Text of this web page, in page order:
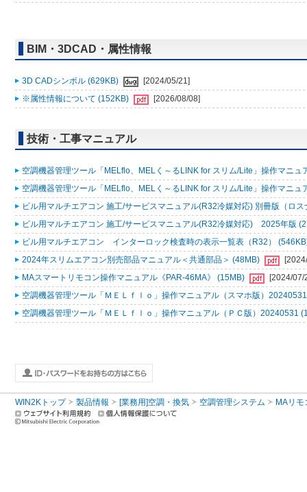
BIM・3DCAD・属性情報
3D CADシンボル (629KB)
[2024/05/21]
※属性情報について (152KB)
[2026/08/08]
技術・工事マニュアル
空調機器管理ツール「MELflo、MELく～るLINK for スリム/Lite」操作マニュ
空調機器管理ツール「MELflo、MELく～るLINK for スリム/Lite」操作マニュ
ビル用マルチエアコン 施工/サービスマニュアル(R32冷媒対応) 別冊版（ロ
ビル用マルチエアコン 施工/サービスマニュアル(R32冷媒対応) 2025年版
ビル用マルチエアコン インターロック検査時の表示一覧表（R32）
2024年スリムエアコン別売部品マニュアル＜共通部品＞ (48MB)
MAスマートリモコン操作マニュアル《PAR-46MA》 (15MB)
[2024/07/
空調機器管理ツール「ＭＥＬｆｌｏ」操作マニュアル（スマホ版）
空調機器管理ツール「ＭＥＬｆｌｏ」操作マニュアル（ＰＣ版）20240531
WIN2Kトップ 製品情報 [業務用]空調・換気 空調管理システム MAリモ